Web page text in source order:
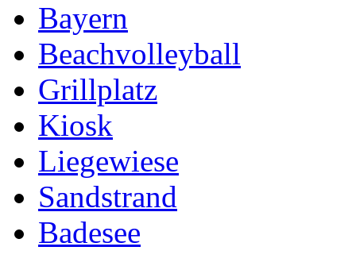
Bayern
Beachvolleyball
Grillplatz
Kiosk
Liegewiese
Sandstrand
Badesee